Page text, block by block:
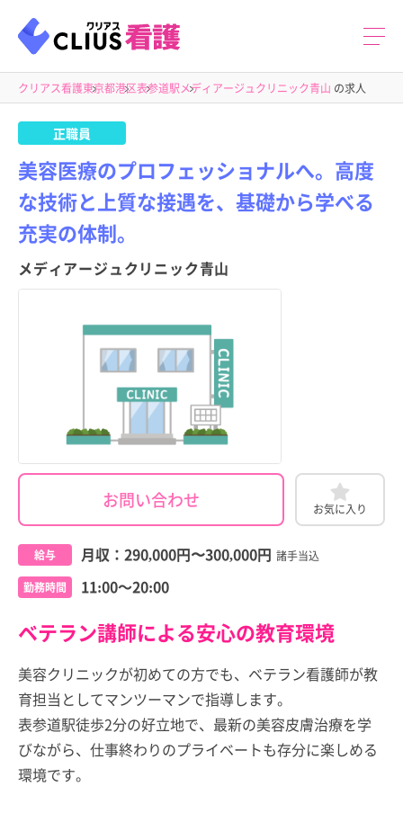
クリアス看護東京都港区表参道駅メディアージュクリニック青山 の求人
正職員
美容医療のプロフェッショナルへ。高度
な技術と上質な接遇を、基礎から学べる
充実の体制。
メディアージュクリニック青山
お問い合わせ お気に入り
給与 月収： 290,000円〜300,000円 諸手当込
勤務時間 11:00～20:00
ベテラン講師による安心の教育環境
美容クリニックが初めての方でも、ベテラン看護師が教
育担当としてマンツーマンで指導します。
表参道駅徒歩2分の好立地で、最新の美容皮膚治療を学
びながら、仕事終わりのプライベートも存分に楽しめる
環境です。